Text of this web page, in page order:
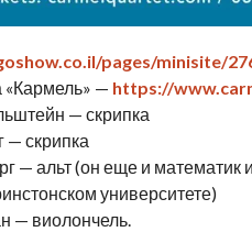
pages/minisite/
«Кармель» — https://
— скрипка
— скрипка
— альт (он еще и математик
университете)
— виолончель.